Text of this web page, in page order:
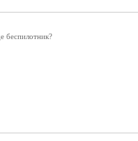
беспилотник?